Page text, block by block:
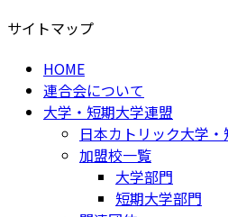
サイトマップ
HOME
連合会について
大学・短期大学連盟
日本カトリック大学
加盟校一覧
大学部門
短期大学部門